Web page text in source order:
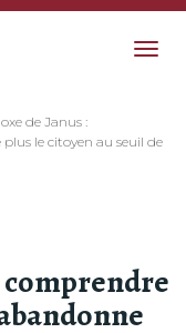
de Janus :
le citoyen au seuil de
comprendre